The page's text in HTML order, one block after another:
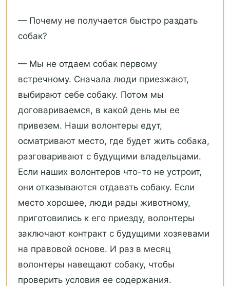
— Почему не получается быстро раздать
собак?
— Мы не отдаем собак первому
встречному. Сначала люди приезжают,
выбирают себе собаку. Потом мы
договариваемся, в какой день мы ее
привезем. Наши волонтеры едут,
осматривают место, где будет жить собака,
разговаривают с будущими владельцами.
Если наших волонтеров что-то не устроит,
они отказываются отдавать собаку. Если
место хорошее, люди рады животному,
приготовились к его приезду, волонтеры
заключают контракт с будущими хозяевами
на правовой основе. И раз в месяц
волонтеры навещают собаку, чтобы
проверить условия ее содержания.